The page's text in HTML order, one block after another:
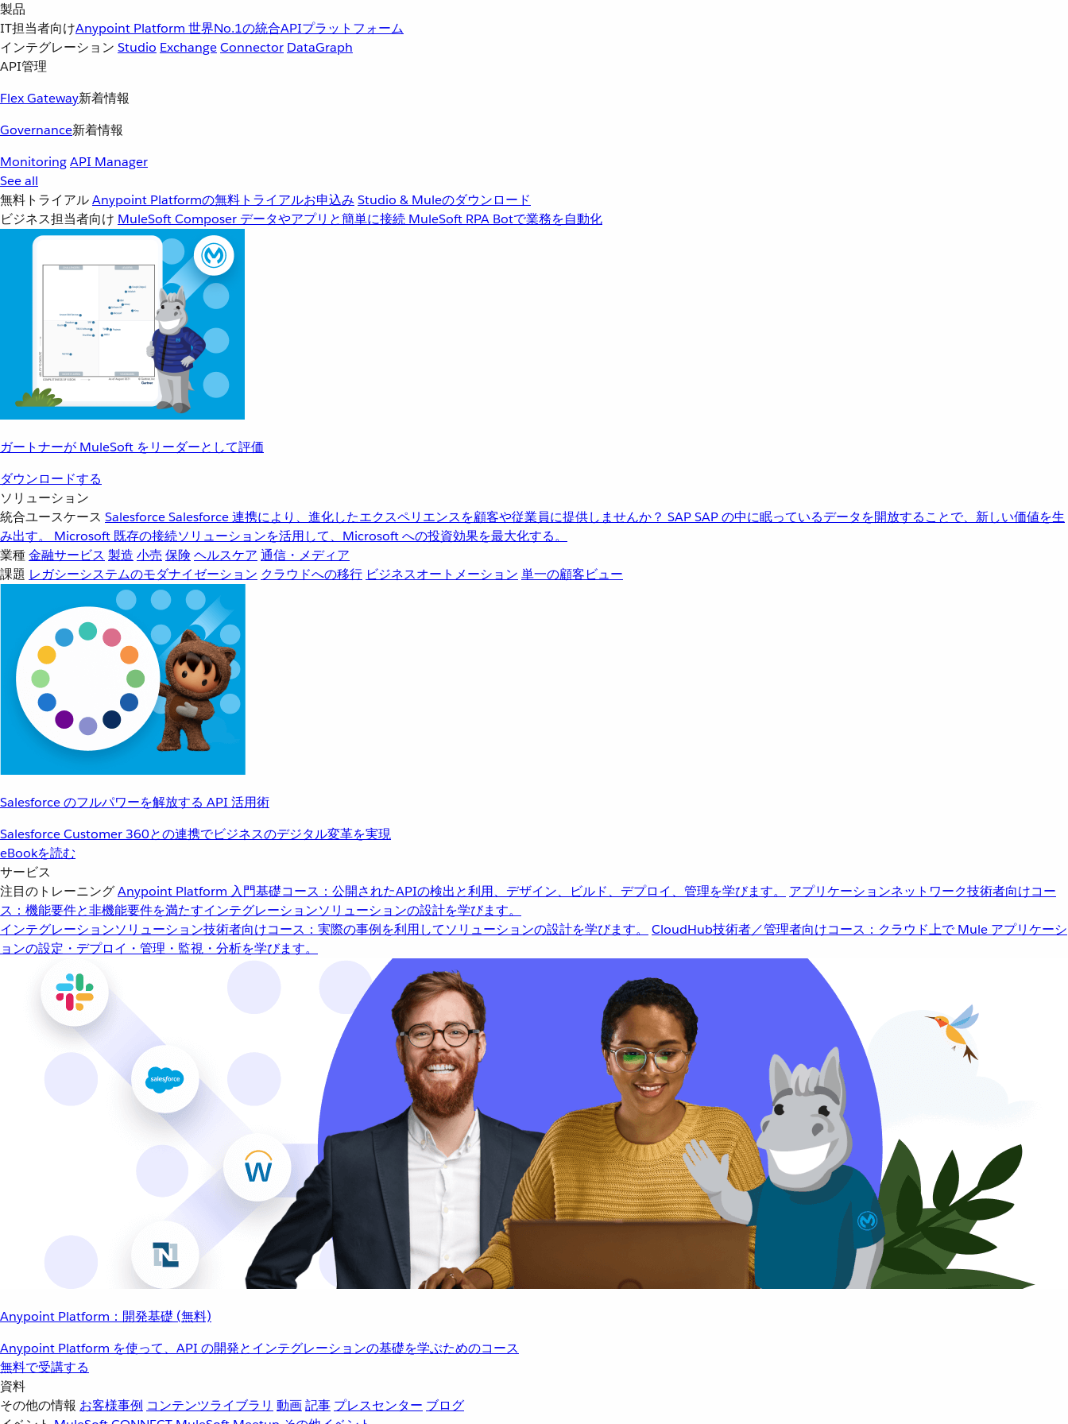
製品
IT担当者向けAnypoint Platform 世界No.1の統合APIプラットフォーム
インテグレーション Studio ExchangeConnector DataGraph
API管理
Flex Gateway新着情報
Governance新着情報
MonitoringAPI Manager
See all
無料トライアルAnypoint Platformの無料トライアルお申込み Studio & Muleのダウンロード
ビジネス担当者向け MuleSoft Composer データやアプリと簡単に接続 MuleSoft RPA Botで業務を自動化
ガートナーが MuleSoft をリーダーとして評価
ダウンロードする
ソリューション
統合ユースケース SalesforceSalesforce 連携により、進化したエクスペリエンスを顧客や従業員に提供しませんか？ SAPSAP の中に眠っているデータを開放することで、新しい価値を生
み出す。
Microsoft 既存の接続ソリューションを活用して、Microsoft への投資効果を最大化する。
業種金融サービス 製造 小売 保険 ヘルスケア 通信・メディア
課題 レガシーシステムのモダナイゼーション クラウドへの移行 ビジネスオートメーション 単一の顧客ビュー
Salesforce のフルパワーを解放する API 活用術
Salesforce Customer 360との連携でビジネスのデジタル変革を実現
eBookを読む
サービス
注目のトレーニングAnypoint Platform 入門基礎コース：公開されたAPIの検出と利用、デザイン、ビルド、デプロイ、管理を学びます。 アプリケーションネットワーク技術者向けコー
ス：機能要件と非機能要件を満たすインテグレーションソリューションの設計を学びます。
インテグレーションソリューション技術者向けコース：実際の事例を利用してソリューションの設計を学びます。 CloudHub技術者／管理者向けコース：クラウド上で Mule アプリケーシ
ョンの設定・デプロイ・管理・監視・分析を学びます。
Anypoint Platform：開発基礎 (無料)
Anypoint Platform を使って、API の開発とインテグレーションの基礎を学ぶためのコース
無料で受講する
資料
その他の情報 お客様事例 コンテンツライブラリ 動画記事 プレスセンター ブログ